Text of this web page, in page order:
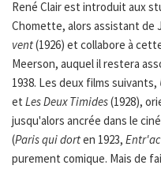
René Clair est introduit aux
Chomette, alors assistant de
vent(1926) et collabore à
Meerson, auquel il restera
1938. Les deux films suivants,
et Les Deux Timides(1928),
jusqu'alors ancrée dans le
(Paris qui dorten 1923,
purement comique. Mais de